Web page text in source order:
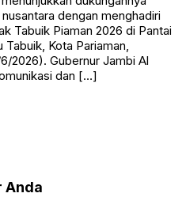
dengan menghadiri
Tabuik Piaman 2026 di Pantai
Tabuik, Kota Pariaman,
2026). Gubernur Jambi Al
dan […]
Anda